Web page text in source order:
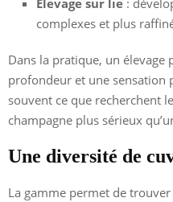
Élevage sur lie :
complexes et plus
Dans la pratique, un
profondeur et une sensation
souvent ce que recherchent
champagne plus sérieux
Une diversité de
La gamme permet de